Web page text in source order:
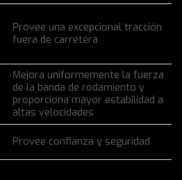
Provee una excepcional tracción
fuera de carretera
Mejora uniformemente la fuerza
de la banda de rodamiento y
proporciona mayor estabilidad a
altas velocidades
Provee confianza y seguridad